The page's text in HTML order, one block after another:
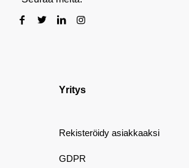
Yritys
Rekisteröidy asiakkaaksi
GDPR